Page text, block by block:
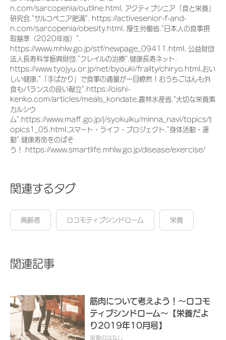
n.com/sarcopenia/outline.html, アクティブシニア「食と栄養」
研究会."サルコペニア肥満". https://activesenior-f-and-
n.com/sarcopenia/obesity.html, 厚生労働省."日本人の食事摂
取基準（2020年版）".
https://www.mhlw.go.jp/stf/newpage_09411.html, 公益財団
法人長寿科学振興財団."フレイルの治療".健康長寿ネット.
https://www.tyojyu.or.jp/net/byouki/frailty/chiryo.html,おい
しい健康,"「手ばかり」で食事の適量が一目瞭然！おうちごはんも外
食もバランスの良い献立".https://oishi-
kenko.com/articles/meals_kondate,農林水産省."大切な栄養素
カルシウ
ム".https://www.maff.go.jp/j/syokuiku/minna_navi/topics/t
opics1_05.html,スマート・ライフ・プロジェクト."身体活動・運
動".健康寿命をのばそ
う！.https://www.smartlife.mhlw.go.jp/disease/exercise/
関連するタグ
高齢者 ロコモティブシンドローム 栄養
関連記事
筋肉について考えよう！～ロコモ
ティブシンドローム～【栄養だよ
り2019年10月号】
栄養のはなし